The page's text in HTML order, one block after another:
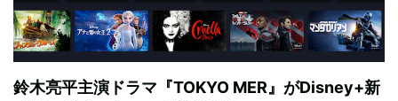
鈴木亮平主演ドラマ『TOKYO MER』がDisney+新